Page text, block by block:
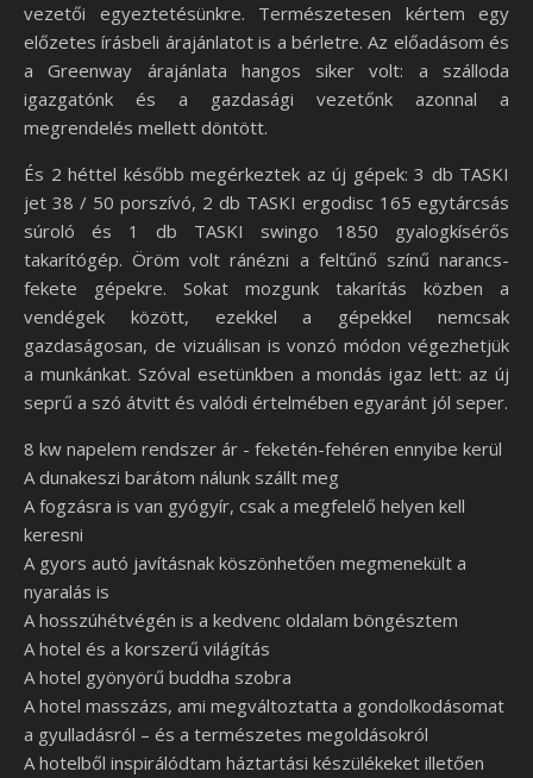
vezetői egyeztetésünkre. Természetesen kértem egy
előzetes írásbeli árajánlatot is a bérletre. Az előadásom és
a Greenway árajánlata hangos siker volt: a szálloda
igazgatónk és a gazdasági vezetőnk azonnal a
megrendelés mellett döntött.
És 2 héttel később megérkeztek az új gépek: 3 db TASKI
jet 38 / 50 porszívó, 2 db TASKI ergodisc 165 egytárcsás
súroló és 1 db TASKI swingo 1850 gyalogkísérős
takarítógép. Öröm volt ránézni a feltűnő színű narancs-
fekete gépekre. Sokat mozgunk takarítás közben a
vendégek között, ezekkel a gépekkel nemcsak
gazdaságosan, de vizuálisan is vonzó módon végezhetjük
a munkánkat. Szóval esetünkben a mondás igaz lett: az új
seprű a szó átvitt és valódi értelmében egyaránt jól seper.
8 kw napelem rendszer ár - feketén-fehéren ennyibe kerül
A dunakeszi barátom nálunk szállt meg
A fogzásra is van gyógyír, csak a megfelelő helyen kell
keresni
A gyors autó javításnak köszönhetően megmenekült a
nyaralás is
A hosszúhétvégén is a kedvenc oldalam böngésztem
A hotel és a korszerű világítás
A hotel gyönyörű buddha szobra
A hotel masszázs, ami megváltoztatta a gondolkodásomat
a gyulladásról – és a természetes megoldásokról
A hotelből inspirálódtam háztartási készülékeket illetően